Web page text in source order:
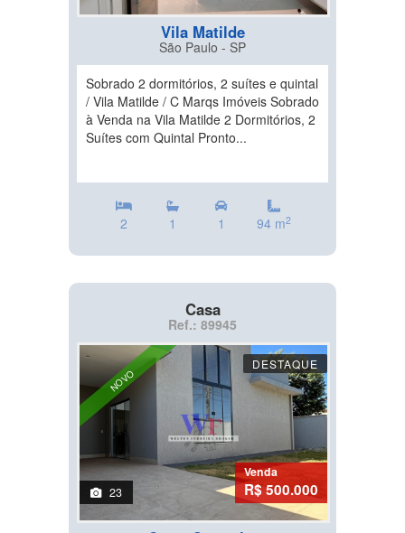
Vila Matilde
São Paulo - SP
Sobrado 2 dormitórios, 2 suítes e quintal
/ Vila Matilde / C Marqs Imóveis Sobrado
à Venda na Vila Matilde 2 Dormitórios, 2
Suítes com Quintal Pronto...
2 1 1 94 m2
Casa
Ref.: 89945
NOVO
DESTAQUE
23
Venda
R$ 500.000